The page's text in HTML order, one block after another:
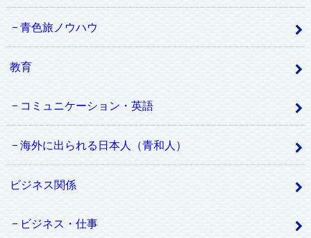
青色旅ノウハウ
教育
コミュニケーション・英語
海外に出られる日本人（青和人）
ビジネス関係
ビジネス・仕事